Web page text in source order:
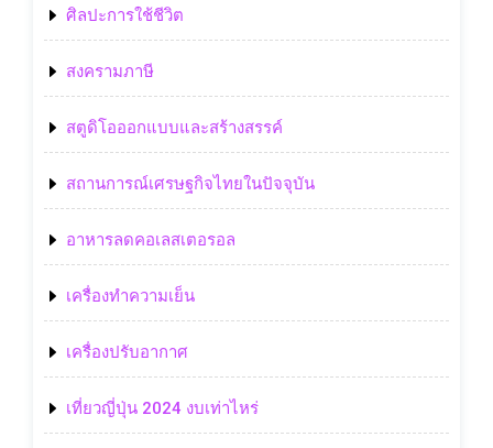
ศิลปะการใช้ชีวิต
สงครามภาษี
สตูดิโอออกแบบและสร้างสรรค์
สถานการณ์เศรษฐกิจไทยในปัจจุบัน
อาหารลดคอเลสเตอรอล
เครื่องทำความเย็น
เครื่องปรับอากาศ
เที่ยวญี่ปุ่น 2024 งบเท่าไหร่